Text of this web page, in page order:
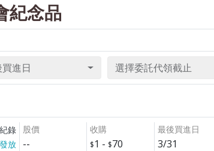
紀念品
進日 選擇委託代領截止
錄
放
股價
--
收購
1 - 70
最後買進日
3/31